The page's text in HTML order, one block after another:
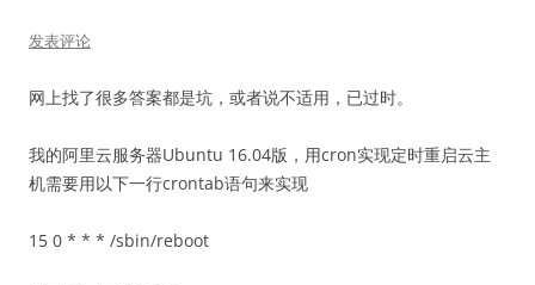
发表评论
网上找了很多答案都是坑，或者说不适用，已过时。
我的阿里云服务器Ubuntu 16.04版，用cron实现定时重启云主
机需要用以下一行crontab语句来实现
15 0 * * * /sbin/reboot